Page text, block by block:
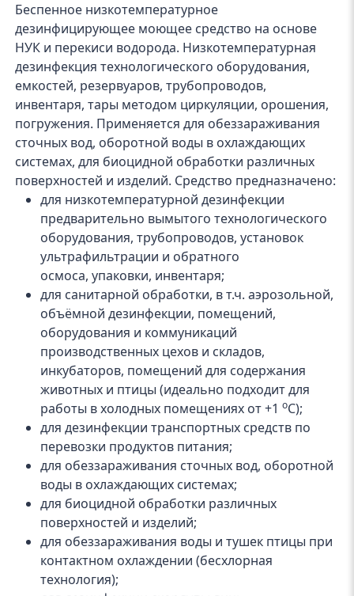
Беспенное низкотемпературное
дезинфицирующее моющее средство на основе
НУК и перекиси водорода. Низкотемпературная
дезинфекция технологического оборудования,
емкостей, резервуаров, трубопроводов,
инвентаря, тары методом циркуляции, орошения,
погружения. Применяется для обеззараживания
сточных вод, оборотной воды в охлаждающих
системах, для биоцидной обработки различных
поверхностей и изделий. Средство предназначено:
для низкотемпературной дезинфекции
предварительно вымытого технологического
оборудования, трубопроводов, установок
ультрафильтрации и обратного
осмоса, упаковки, инвентаря;
для санитарной обработки, в т.ч. аэрозольной,
объёмной дезинфекции, помещений,
оборудования и коммуникаций
производственных цехов и складов,
инкубаторов, помещений для содержания
животных и птицы (идеально подходит для
работы в холодных помещениях от +1оС);
для дезинфекции транспортных средств по
перевозки продуктов питания;
для обеззараживания сточных вод, оборотной
воды в охлаждающих системах;
для биоцидной обработки различных
поверхностей и изделий;
для обеззараживания воды и тушек птицы при
контактном охлаждении (бесхлорная
технология);